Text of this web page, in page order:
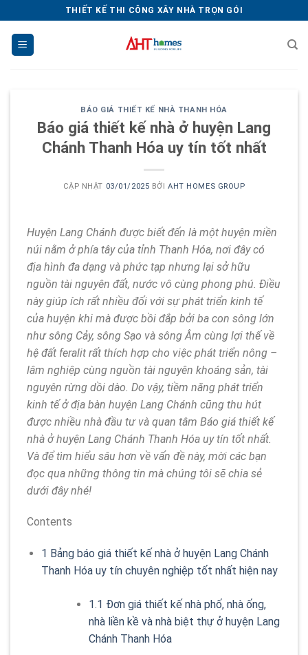
dung
THIẾT KẾ THI CÔNG XÂY NHÀ TRỌN GÓI
BÁO GIÁ THIẾT KẾ NHÀ THANH HÓA
Báo giá thiết kế nhà ở huyện Lang
Chánh Thanh Hóa uy tín tốt nhất
CẬP NHẬT 03/01/2025 BỞIAHT HOMES GROUP
Huyện Lang Chánh được biết đến là một huyện miền
núi nằm ở phía tây của tỉnh Thanh Hóa, nơi đây có
địa hình đa dạng và phức tạp nhưng lại sở hữu
nguồn tài nguyên đất, nước vô cùng phong phú. Điều
này giúp ích rất nhiều đối với sự phát triển kinh tế
của huyện khi mà được bồi đắp bởi ba con sông lớn
như sông Cảy, sông Sạo và sông Âm cùng lợi thế về
hệ đất feralit rất thích hợp cho việc phát triển nông –
lâm nghiệp cùng nguồn tài nguyên khoáng sản, tài
nguyên rừng dồi dào. Do vậy, tiềm năng phát triển
kinh tế ở địa bàn huyện Lang Chánh cũng thu hút
được nhiều nhà đầu tư và quan tâm Báo giá thiết kế
nhà ở huyện Lang Chánh Thanh Hóa uy tín tốt nhất
Và để tìm hiểu sâu hơn về vấn đề này, mời các bạn
đọc qua những thông tin mà chúng tôi sẽ chia sẻ
dưới đây nhé!
Contents
1 Bảng báo giá thiết kế nhà ở huyện Lang Chánh
Thanh Hóa uy tín chuyên nghiệp tốt nhất hiện nay
1.1 Đơn giá thiết kế nhà phố, nhà ống,
nhà liền kề và nhà biệt thự ở huyện Lang
Chánh Thanh Hóa